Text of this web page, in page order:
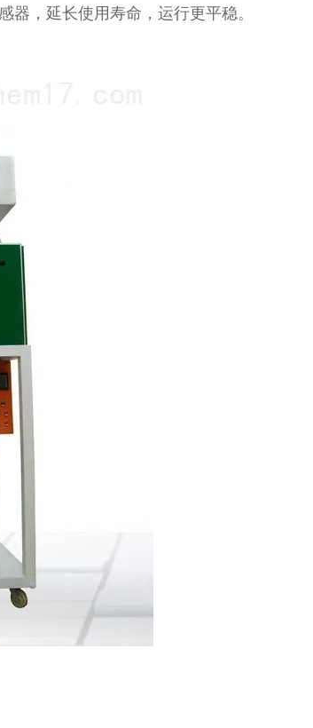
，延长使用寿命，运行更平稳。